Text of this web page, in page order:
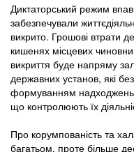
Диктаторський режим
забезпечували
викрито. Грошові втрати
кишенях місцевих
викриття буде напряму
державних установ, які
формуванням надходжень
що контролюють їх
Про корумпованість та
багатьом, проте більше